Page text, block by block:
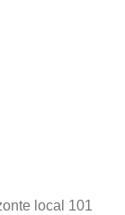
local 101